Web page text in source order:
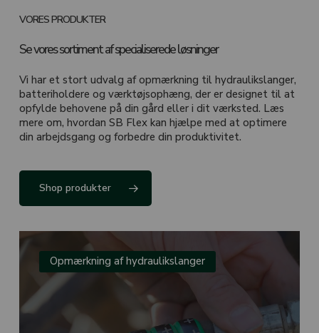
VORES PRODUKTER
Se vores sortiment af specialiserede løsninger
Vi har et stort udvalg af opmærkning til hydraulikslanger,
batteriholdere og værktøjsophæng, der er designet til at
opfylde behovene på din gård eller i dit værksted. Læs
mere om, hvordan SB Flex kan hjælpe med at optimere
din arbejdsgang og forbedre din produktivitet.
Shop produkter
Opmærkning af hydraulikslanger